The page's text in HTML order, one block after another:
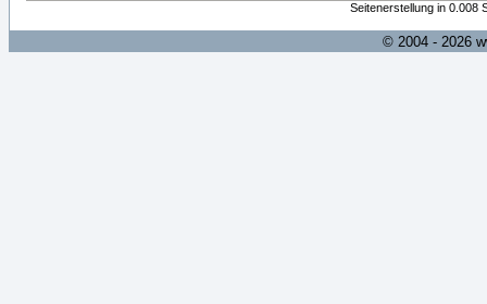
Seitenerstellung in 0.008
© 2004 - 2026